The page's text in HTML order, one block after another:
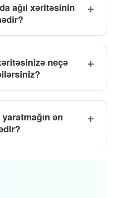
ağıl xəritəsinin
neçə
ən